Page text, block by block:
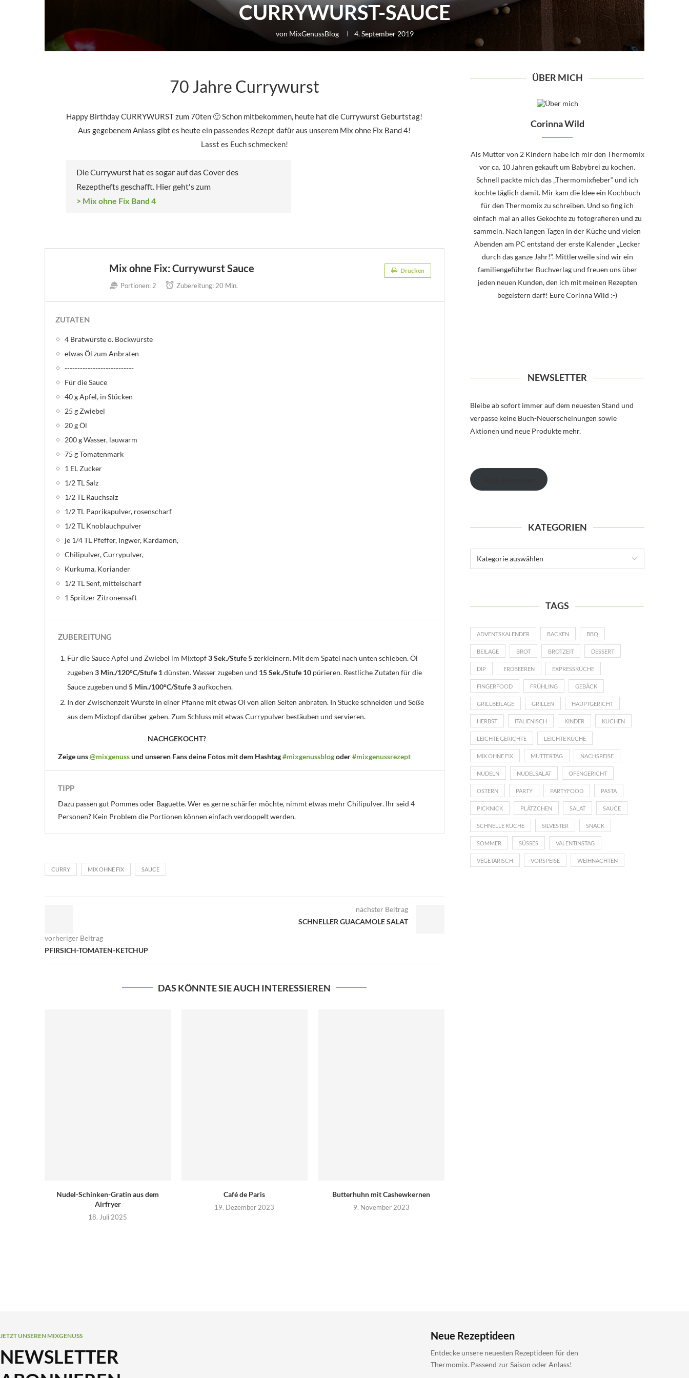
CURRYWURST-SAUCE
von MixGenussBlog 4. September 2019
70 Jahre Currywurst
Happy Birthday CURRYWURST zum 70ten 🙂 Schon mitbekommen, heute hat die Currywurst Geburtstag!
Aus gegebenem Anlass gibt es heute ein passendes Rezept dafür aus unserem Mix ohne Fix Band 4!
Lasst es Euch schmecken!
Die Currywurst hat es sogar auf das Cover des
Rezepthefts geschafft. Hier geht's zum
> Mix ohne Fix Band 4
Mix ohne Fix: Currywurst Sauce Drucken
Portionen: 2 Zubereitung: 20 Min.
ZUTATEN
4 Bratwürste o. Bockwürste
etwas Öl zum Anbraten
---------------------------
Für die Sauce
40 g Apfel, in Stücken
25 g Zwiebel
20 g Öl
200 g Wasser, lauwarm
75 g Tomatenmark
1 EL Zucker
1/2 TL Salz
1/2 TL Rauchsalz
1/2 TL Paprikapulver, rosenscharf
1/2 TL Knoblauchpulver
je 1/4 TL Pfeffer, Ingwer, Kardamon,
Chilipulver, Currypulver,
Kurkuma, Koriander
1/2 TL Senf, mittelscharf
1 Spritzer Zitronensaft
ZUBEREITUNG
Für die Sauce Apfel und Zwiebel im Mixtopf3 Sek./Stufe 5zerkleinern. Mit dem Spatel nach unten schieben. Öl
zugeben 3 Min./120°C/Stufe 1dünsten. Wasser zugeben und 15 Sek./Stufe 10 pürieren. Restliche Zutaten für die
Sauce zugeben und 5 Min./100°C/Stufe 3aufkochen.
In der Zwischenzeit Würste in einer Pfanne mit etwas Öl von allen Seiten anbraten. In Stücke schneiden und Soße
aus dem Mixtopf darüber geben. Zum Schluss mit etwas Currypulver bestäuben und servieren.
NACHGEKOCHT?
Zeige uns@mixgenussund unseren Fans deine Fotos mit dem Hashtag#mixgenussblogoder#mixgenussrezept
TIPP
Dazu passen gut Pommes oder Baguette. Wer es gerne schärfer möchte, nimmt etwas mehr Chilipulver. Ihr seid 4
Personen? Kein Problem die Portionen können einfach verdoppelt werden.
CURRY MIX OHNE FIX SAUCE
vorheriger Beitrag
PFIRSICH-TOMATEN-KETCHUP
nächster Beitrag
SCHNELLER GUACAMOLE SALAT
DAS KÖNNTE SIE AUCH INTERESSIEREN
Nudel-Schinken-Gratin aus dem
Airfryer
18. Juli 2025
Café de Paris
19. Dezember 2023
Butterhuhn mit Cashewkernen
9. November 2023
ÜBER MICH
Corinna Wild
Als Mutter von 2 Kindern habe ich mir den Thermomix
vor ca. 10 Jahren gekauft um Babybrei zu kochen.
Schnell packte mich das „Thermomixfieber“ und ich
kochte täglich damit. Mir kam die Idee ein Kochbuch
für den Thermomix zu schreiben. Und so fing ich
einfach mal an alles Gekochte zu fotografieren und zu
sammeln. Nach langen Tagen in der Küche und vielen
Abenden am PC entstand der erste Kalender „Lecker
durch das ganze Jahr!“. Mittlerweile sind wir ein
familiengeführter Buchverlag und freuen uns über
jeden neuen Kunden, den ich mit meinen Rezepten
begeistern darf! Eure Corinna Wild :-)
NEWSLETTER
Bleibe ab sofort immer auf dem neuesten Stand und
verpasse keine Buch-Neuerscheinungen sowie
Aktionen und neue Produkte mehr.
KATEGORIEN
TAGS
ADVENTSKALENDER BACKEN BBQ
BEILAGE BROT BROTZEIT DESSERT
DIP ERDBEEREN EXPRESSKÜCHE
FINGERFOOD FRÜHLING GEBÄCK
GRILLBEILAGE GRILLEN HAUPTGERICHT
HERBST ITALIENISCH KINDER KUCHEN
LEICHTE GERICHTE LEICHTE KÜCHE
MIX OHNE FIX MUTTERTAG NACHSPEISE
NUDELN NUDELSALAT OFENGERICHT
OSTERN PARTY PARTYFOOD PASTA
PICKNICK PLÄTZCHEN SALAT SAUCE
SCHNELLE KÜCHE SILVESTER SNACK
SOMMER SÜSSES VALENTINSTAG
VEGETARISCH VORSPEISE WEIHNACHTEN
JETZT UNSEREN MIXGENUSS
NEWSLETTER
Neue Rezeptideen
Entdecke unsere neuesten Rezeptideen für den
Thermomix. Passend zur Saison oder Anlass!